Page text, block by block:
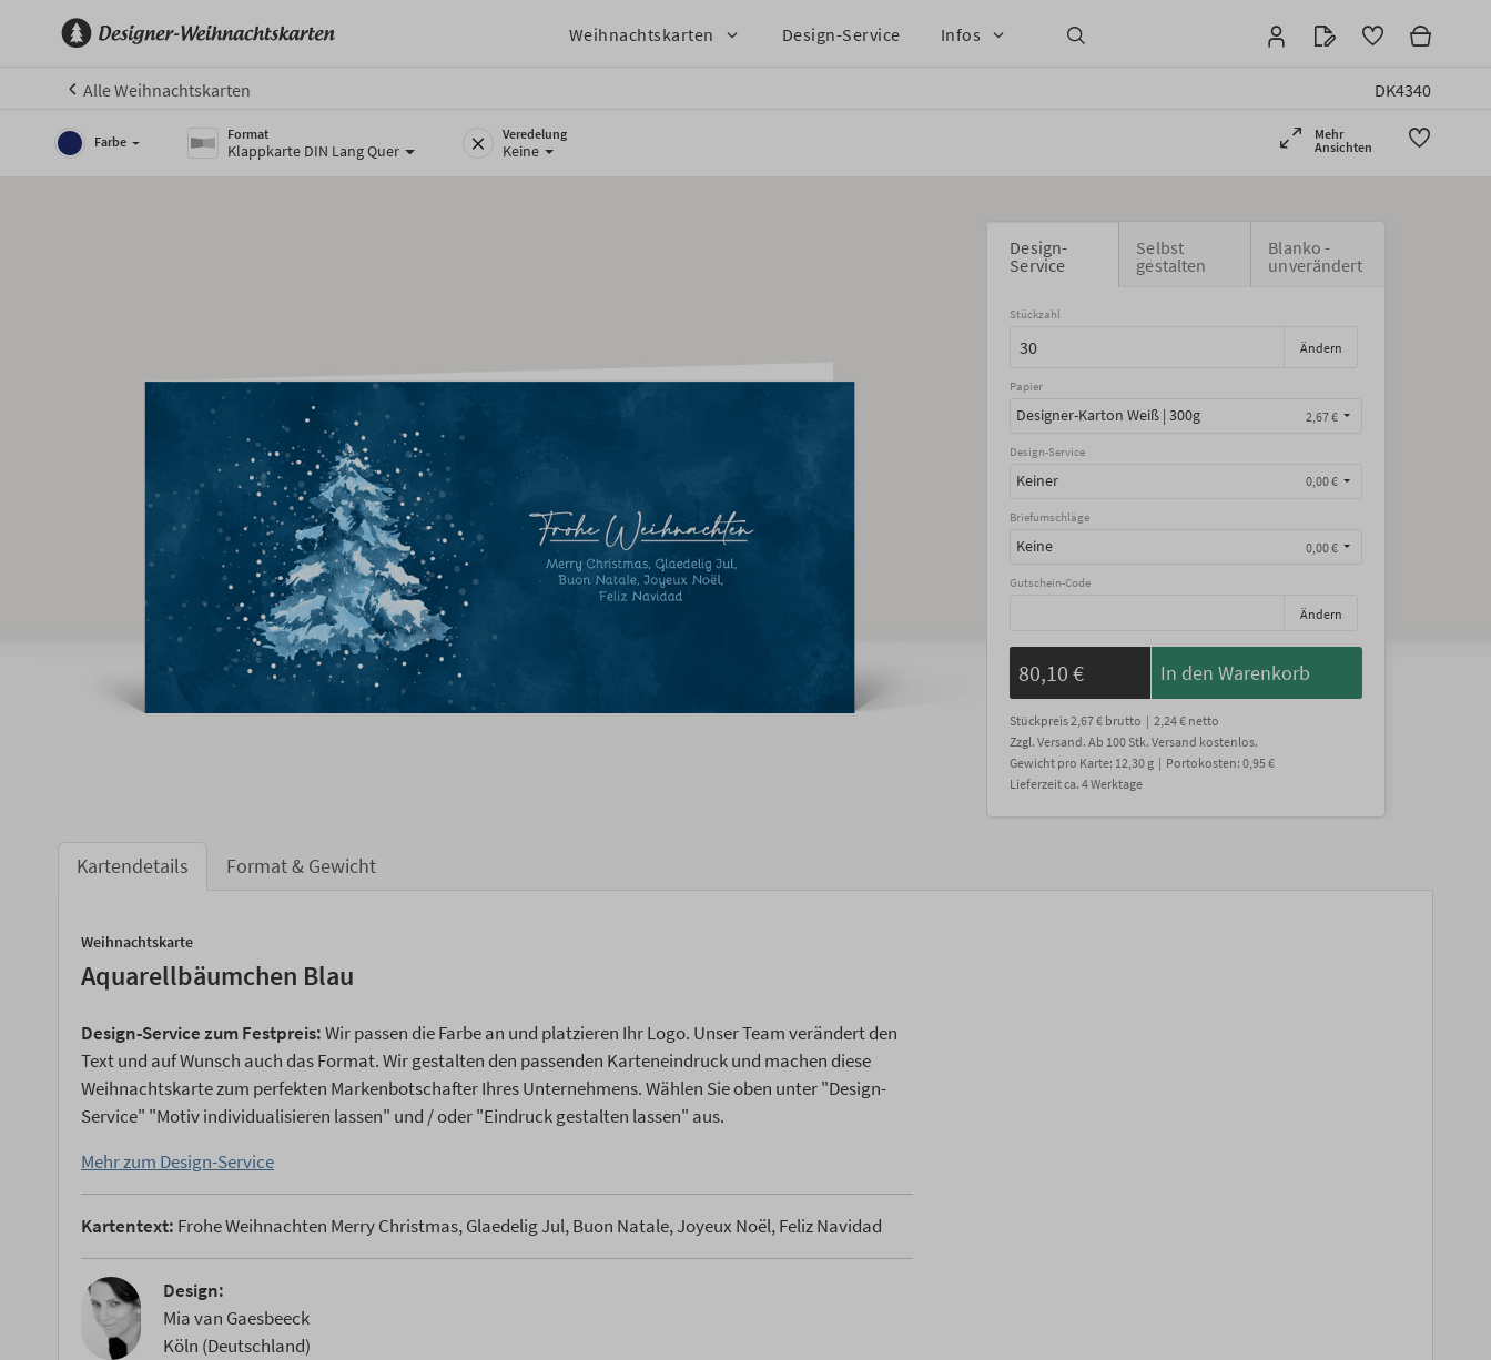
Weihnachtskarten Design-Service Infos
Alle Weihnachtskarten DK4340
Farbe
Format
Klappkarte DIN Lang Quer
Veredelung
Keine
Mehr
Ansichten
Design-
Service
Selbst
gestalten
Blanko -
unverändert
Stückzahl
Ändern
Papier
Designer-Karton Weiß | 300g 2,67 €
Design-Service
Keiner 0,00 €
Briefumschläge
Keine 0,00 €
Gutschein-Code
Ändern
80,10 € In den Warenkorb
Stückpreis2,67 € brutto |2,24 € netto
Zzgl. Versand. Ab 100 Stk. Versand kostenlos.
Gewicht pro Karte: 12,30 g | Portokosten:0,95 €
Lieferzeitca.4Werktage
Kartendetails Format & Gewicht
Weihnachtskarte
Aquarellbäumchen Blau
Design-Service zum Festpreis:Wir passen die Farbe an und platzieren Ihr Logo. Unser Team verändert den
Text und auf Wunsch auch das Format. Wir gestalten den passenden Karteneindruck und machen diese
Weihnachtskarte zum perfekten Markenbotschafter Ihres Unternehmens. Wählen Sie oben unter "Design-
Service" "Motiv individualisieren lassen" und / oder "Eindruck gestalten lassen" aus.
Mehr zum Design-Service
Kartentext: Frohe Weihnachten Merry Christmas, Glaedelig Jul, Buon Natale, Joyeux Noël, Feliz Navidad
Design:
Mia van Gaesbeeck
Köln (Deutschland)